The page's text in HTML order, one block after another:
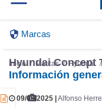
Marcas
Inicio Marcas Hyundai
Hyundai Concept
Información
09/09/2025 | Alfonso